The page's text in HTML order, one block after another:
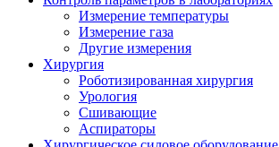
Измерение температуры
Измерение газа
Другие измерения
Хирургия
Роботизированная хирургия
Урология
Сшивающие
Аспираторы